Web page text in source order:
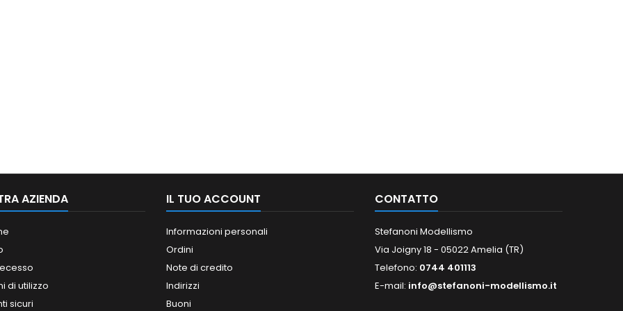
AZIENDA
di utilizzo
sicuri
IL TUO ACCOUNT
Informazioni personali
Ordini
Note di credito
Indirizzi
Buoni
CONTATTO
Stefanoni Modellismo
Via Joigny 18 - 05022 Amelia (TR)
Telefono: 0744 401113
E-mail: info@stefanoni-modellismo.it